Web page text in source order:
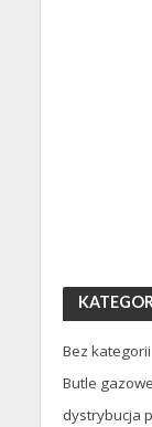
Bez kategorii
Butle gazowe
dystrybucja